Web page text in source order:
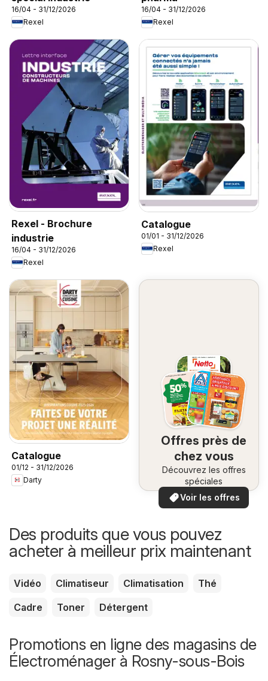
16/04 - 31/12/2026
Rexel
16/04 - 31/12/2026
Rexel
Rexel - Brochure
industrie
16/04 - 31/12/2026
Rexel
Catalogue
01/01 - 31/12/2026
Rexel
Catalogue
01/12 - 31/12/2026
Darty
Offres près de
chez vous
Découvrez les offres
spéciales
Voir les offres
Des produits que vous pouvez
acheter à meilleur prix maintenant
Vidéo Climatiseur Climatisation
Thé
Cadre
Toner Détergent
Promotions en ligne des magasins de
Électroménager à Rosny-sous-Bois